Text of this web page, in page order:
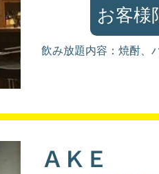
お客様
飲み放題内容：焼酎、
ＡＫＥ